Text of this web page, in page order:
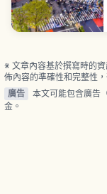
※ 文章內容基於撰寫時的
佈內容的準確性和完整性，
廣告
本文可能包含廣告
金。